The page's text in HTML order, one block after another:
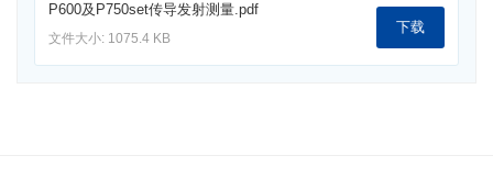
P600及P750set传导发射测量.pdf
文件大小: 1075.4 KB
下载